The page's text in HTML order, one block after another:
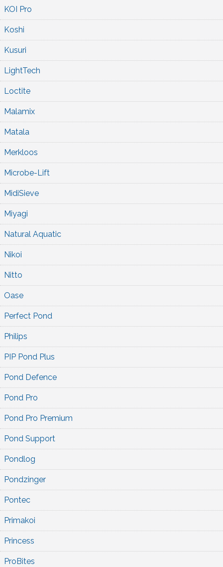
KOI Pro
Koshi
Kusuri
LightTech
Loctite
Malamix
Matala
Merkloos
Microbe-Lift
MidiSieve
Miyagi
Natural Aquatic
Nikoi
Nitto
Oase
Perfect Pond
Philips
PIP Pond Plus
Pond Defence
Pond Pro
Pond Pro Premium
Pond Support
Pondlog
Pondzinger
Pontec
Primakoi
Princess
ProBites